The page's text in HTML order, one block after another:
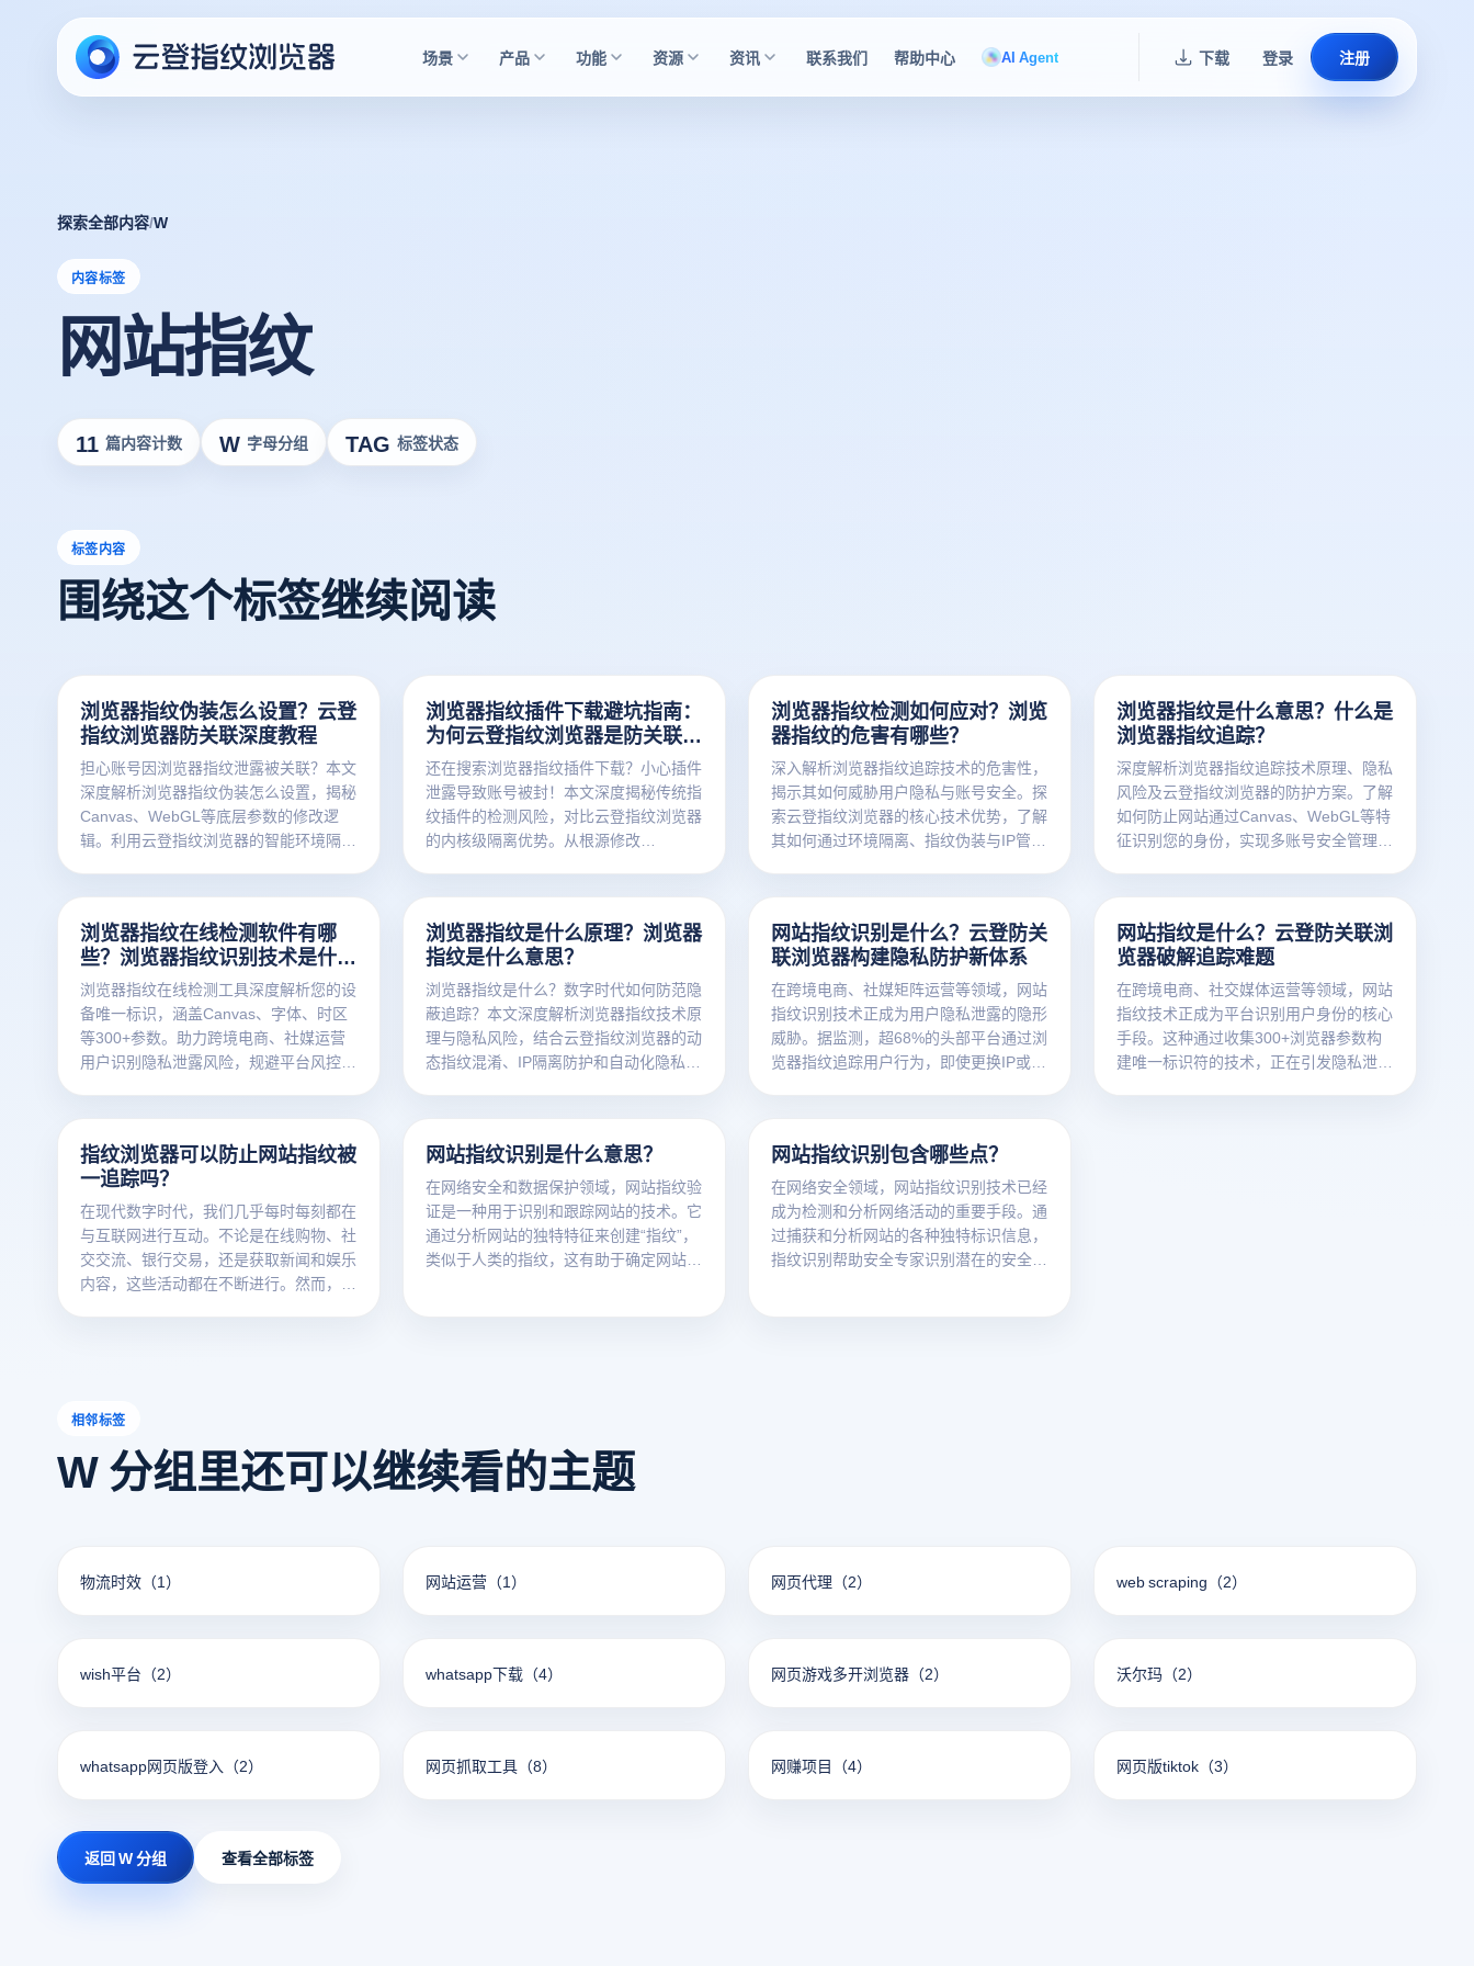
场景 产品 功能 资源 资讯 联系我们 帮助中心 AI Agent 下载 登录 注册
探索全部内容/W
内容标签
网站指纹
11 篇内容计数 W 字母分组 TAG 标签状态
标签内容
围绕这个标签继续阅读
浏览器指纹伪装怎么设置？云登
指纹浏览器防关联深度教程
担心账号因浏览器指纹泄露被关联？本文
深度解析浏览器指纹伪装怎么设置，揭秘
Canvas、WebGL等底层参数的修改逻
辑。利用云登指纹浏览器的智能环境隔离
浏览器指纹插件下载避坑指南：
为何云登指纹浏览器是防关联更
优解？
还在搜索浏览器指纹插件下载？小心插件
泄露导致账号被封！本文深度揭秘传统指
纹插件的检测风险，对比云登指纹浏览器
的内核级隔离优势。从根源修改
浏览器指纹检测如何应对？浏览
器指纹的危害有哪些？
深入解析浏览器指纹追踪技术的危害性，
揭示其如何威胁用户隐私与账号安全。探
索云登指纹浏览器的核心技术优势，了解
其如何通过环境隔离、指纹伪装与IP管理
浏览器指纹是什么意思？什么是
浏览器指纹追踪？
深度解析浏览器指纹追踪技术原理、隐私
风险及云登指纹浏览器的防护方案。了解
如何防止网站通过Canvas、WebGL等特
征识别您的身份，实现多账号安全管理和
浏览器指纹在线检测软件有哪
些？浏览器指纹识别技术是什
么？
浏览器指纹在线检测工具深度解析您的设
备唯一标识，涵盖Canvas、字体、时区
等300+参数。助力跨境电商、社媒运营
用户识别隐私泄露风险，规避平台风控关
身份主导权！
浏览器指纹是什么原理？浏览器
指纹是什么意思？
浏览器指纹是什么？数字时代如何防范隐
蔽追踪？本文深度解析浏览器指纹技术原
理与隐私风险，结合云登指纹浏览器的动
态指纹混淆、IP隔离防护和自动化隐私算
网站指纹识别是什么？云登防关
联浏览器构建隐私防护新体系
在跨境电商、社媒矩阵运营等领域，网站
指纹识别技术正成为用户隐私泄露的隐形
威胁。据监测，超68%的头部平台通过浏
览器指纹追踪用户行为，即使更换IP或清
网站指纹是什么？云登防关联浏
览器破解追踪难题
在跨境电商、社交媒体运营等领域，网站
指纹技术正成为平台识别用户身份的核心
手段。这种通过收集300+浏览器参数构
建唯一标识符的技术，正在引发隐私泄露
指纹浏览器可以防止网站指纹被
一追踪吗？
在现代数字时代，我们几乎每时每刻都在
与互联网进行互动。不论是在线购物、社
交交流、银行交易，还是获取新闻和娱乐
内容，这些活动都在不断进行。然而，这
问题——指纹浏览器。本文将探讨如何利
用指纹浏览器防止网站指纹关联跟踪，以
及其他相关的方法。
网站指纹识别是什么意思？
在网络安全和数据保护领域，网站指纹验
证是一种用于识别和跟踪网站的技术。它
通过分析网站的独特特征来创建“指纹”，
类似于人类的指纹，这有助于确定网站的
网站指纹识别包含哪些点？
在网络安全领域，网站指纹识别技术已经
成为检测和分析网络活动的重要手段。通
过捕获和分析网站的各种独特标识信息，
指纹识别帮助安全专家识别潜在的安全威
相邻标签
W 分组里还可以继续看的主题
物流时效 （1） 网站运营 （1） 网页代理 （2） web scraping （2）
wish平台 （2） whatsapp下载 （4） 网页游戏多开浏览器 （2） 沃尔玛 （2）
whatsapp网页版登入 （2） 网页抓取工具 （8） 网赚项目 （4） 网页版tiktok （3）
返回 W 分组 查看全部标签